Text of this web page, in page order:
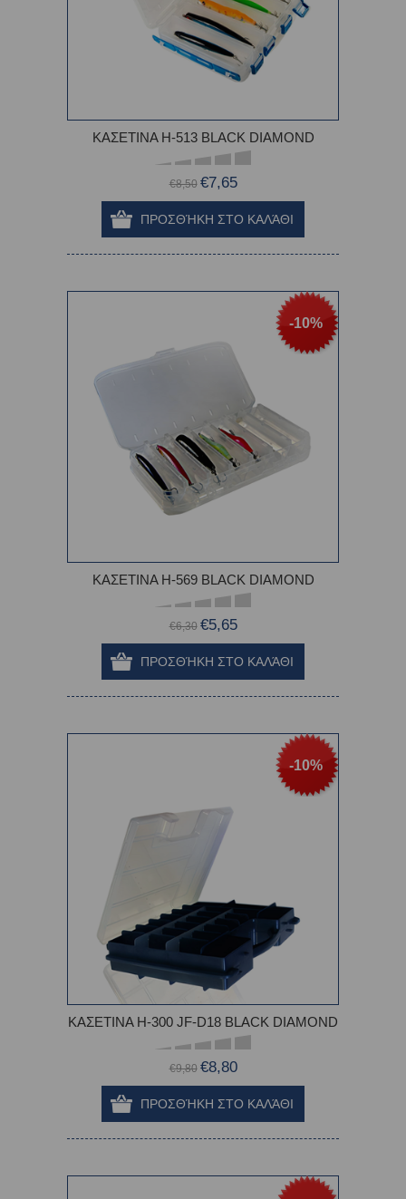
ΚΑΣΕΤΙΝΑ H-513 BLACK DIAMOND
€8,50 €7,65
-10%
ΚΑΣΕΤΙΝΑ H-569 BLACK DIAMOND
€6,30 €5,65
-10%
ΚΑΣΕΤΙΝΑ Η-300 JF-D18 BLACK DIAMOND
€9,80 €8,80